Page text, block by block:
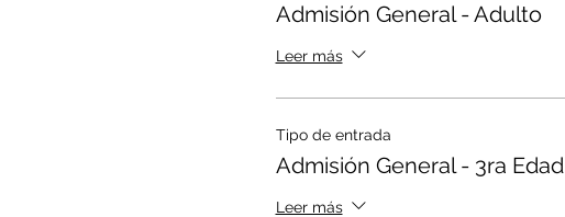
Admisión General - Adulto
Leer más
Tipo de entrada
Admisión General - 3ra Edad
Leer más